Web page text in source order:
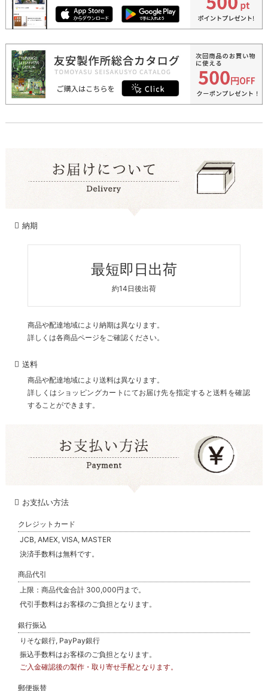
納期
最短即日出荷
約14日後出荷
商品や配達地域により納期は異なります。
詳しくは各商品ページをご確認ください。
送料
商品や配達地域により送料は異なります。
詳しくはショッピングカートにてお届け先を指定すると送料を確認
することができます。
お支払い方法
クレジットカード
JCB, AMEX, VISA, MASTER
決済手数料は無料です。
商品代引
上限：商品代金合計 300,000円まで。
代引手数料はお客様のご負担となります。
銀行振込
りそな銀行, PayPay銀行
振込手数料はお客様のご負担となります。
ご入金確認後の製作・取り寄せ手配となります。
郵便振替